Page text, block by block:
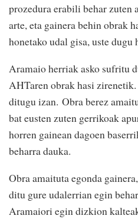
prozedura erabili behar zuten
arte, eta gainera behin obrak
honetako udal gisa, uste dugu
Aramaio herriak asko sufritu
AHTaren obrak hasi
ditugu izan. Obra berez
bat eusten zuten gerrikoak
horren gainean dagoen
beharra dauka.
Obra amaituta egonda
ditu gure udalerrian egin
Aramaiori egin dizkion